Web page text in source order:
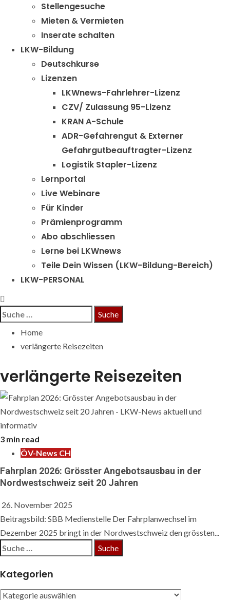
Stellengesuche
Mieten & Vermieten
Inserate schalten
LKW-Bildung
Deutschkurse
Lizenzen
LKWnews-Fahrlehrer-Lizenz
CZV/ Zulassung 95-Lizenz
KRAN A-Schule
ADR-Gefahrengut & Externer
Gefahrgutbeauftragter-Lizenz
Logistik Stapler-Lizenz
Lernportal
Live Webinare
Für Kinder
Prämienprogramm
Abo abschliessen
Lerne bei LKWnews
Teile Dein Wissen (LKW-Bildung-Bereich)
LKW-PERSONAL
Suche
Home
verlängerte Reisezeiten
verlängerte Reisezeiten
3 min read
ÖV-News CH
Fahrplan 2026: Grösster Angebotsausbau in der
Nordwestschweiz seit 20 Jahren
26. November 2025
Beitragsbild: SBB Medienstelle Der Fahrplanwechsel im
Dezember 2025 bringt in der Nordwestschweiz den grössten...
Suche
Kategorien
Kategorien